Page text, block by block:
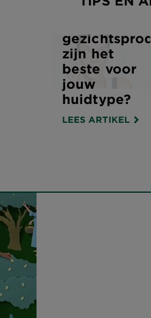
zijn het
beste voor
jouw
huidtype?
LEES ARTIKEL